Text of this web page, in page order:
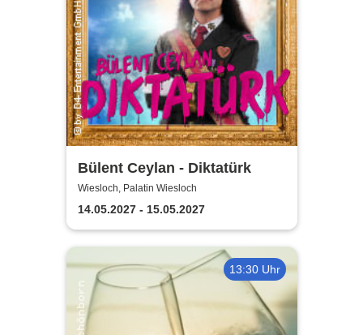
Bülent Ceylan - Diktatürk
Wiesloch, Palatin Wiesloch
14.05.2027 - 15.05.2027
13:30 Uhr